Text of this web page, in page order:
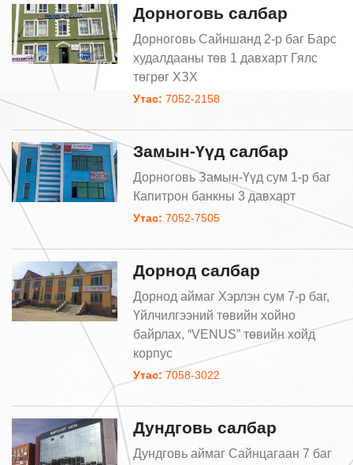
Дорноговь салбар
Дорноговь Сайншанд 2-р баг Барс
худалдааны төв 1 давхарт Гялс
төгрөг ХЗХ
Утас: 7052-2158
Замын-Үүд салбар
Дорноговь Замын-Үүд сум 1-р баг
Капитрон банкны 3 давхарт
Утас: 7052-7505
Дорнод салбар
Дорнод аймаг Хэрлэн сум 7-р баг,
Үйлчилгээний төвийн хойно
байрлах, “VENUS” төвийн хойд
корпус
Утас:7058-3022
Дундговь салбар
Дундговь аймаг Сайнцагаан 7 баг